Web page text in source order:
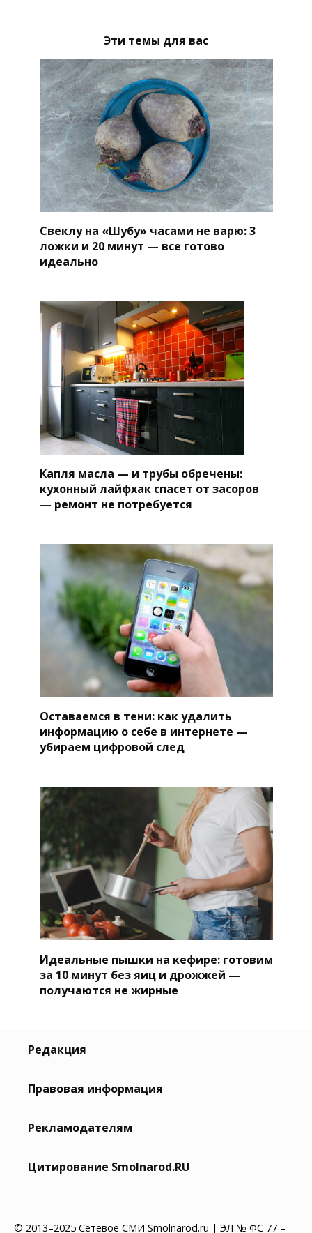
Эти темы для вас
Свеклу на «Шубу» часами не варю: 3
ложки и 20 минут — все готово
идеально
Капля масла — и трубы обречены:
кухонный лайфхак спасет от засоров
— ремонт не потребуется
Оставаемся в тени: как удалить
информацию о себе в интернете —
убираем цифровой след
Идеальные пышки на кефире: готовим
за 10 минут без яиц и дрожжей —
получаются не жирные
Редакция
Правовая информация
Рекламодателям
Цитирование Smolnarod.RU
© 2013–2025 Сетевое СМИ Smolnarod.ru | ЭЛ № ФС 77 –